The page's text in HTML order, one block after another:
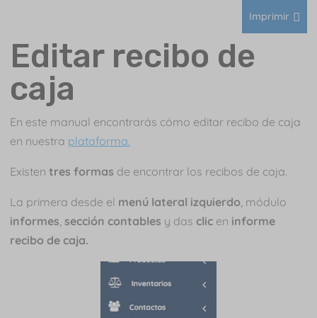
Imprimir
Editar recibo de
caja
En este manual encontrarás cómo editar recibo de caja
en nuestra plataforma.
Existen tres formas de encontrar los recibos de caja.
La primera desde el menú lateral izquierdo , módulo
informes sección contables y das clic en informe
recibo de caja.